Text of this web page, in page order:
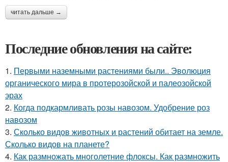
читать дальше →
Последние обновления на сайте:
1. Первыми наземными растениями были.. Эволюция
органического мира в протерозойской и палеозойской
эрах
2. Когда подкармливать розы навозом. Удобрение роз
навозом
3. Сколько видов животных и растений обитает на земле.
Сколько видов на планете?
4. Как размножать многолетние флоксы. Как размножить